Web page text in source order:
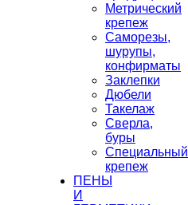
Метрический
крепеж
Саморезы,
шурупы,
конфирматы
Заклепки
Дюбели
Такелаж
Сверла,
буры
Специальный
крепеж
ПЕНЫ
И